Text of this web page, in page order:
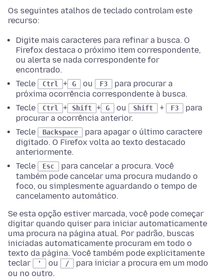
Os seguintes atalhos de teclado controlam este
recurso:
Digite mais caracteres para refinar a busca. O
Firefox destaca o próximo item correspondente,
ou alerta se nada correspondente for
encontrado.
Tecle
Ctrl + G ou F3
para procurar a
próxima ocorrência correspondente à busca.
Tecle
Ctrl + Shift + G ou Shift + F3
para
procurar a ocorrência anterior.
Tecle
Backspace
para apagar o último caractere
digitado. O Firefox volta ao texto destacado
anteriormente.
Tecle
Esc
para cancelar a procura. Você
também pode cancelar uma procura mudando o
foco, ou simplesmente aguardando o tempo de
cancelamento automático.
Se esta opção estiver marcada, você pode começar
digitar quando quiser para iniciar automaticamente
uma procura na página atual. Por padrão, buscas
iniciadas automaticamente procuram em todo o
texto da página. Você também pode explicitamente
teclar
' ou /
para iniciar a procura em um modo
ou no outro.